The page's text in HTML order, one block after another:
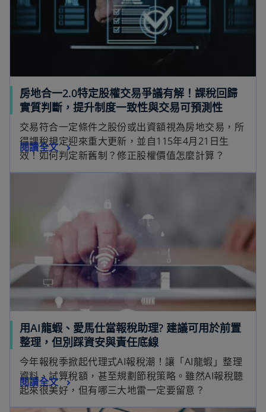
房地合一2.0特定股權交易爭議有解！課稅回歸
實質判斷，提升制度一致性與交易可預測性在
新
標
籤
開
交易符合一定條件之股份或出資額視為房地交易，所
得課稅規定迎來重大更新，並自115年4月21日生
效！如何判定新舊制？修正股權價值怎麼計算？
閱讀全文
在
新
標
用AI龍蝦、愛馬仕當報稅助理? 建議可用於前置
整理，但別踩資安與責任底線在
新
標
籤
中
今年報稅季掀起代理式AI報稅潮！讓「AI龍蝦」整理
資料、試算稅額，甚至規劃節稅策略。雖然AI報稅聽
起來很美好，但有哪三大地雷一定要留意？
閱讀全文
在
新
在新標籤中開啟
在新標籤中開啟